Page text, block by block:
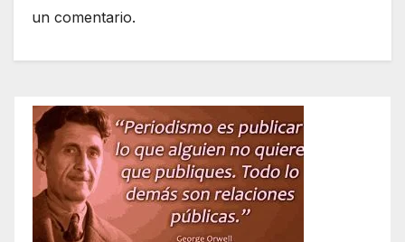
un comentario.